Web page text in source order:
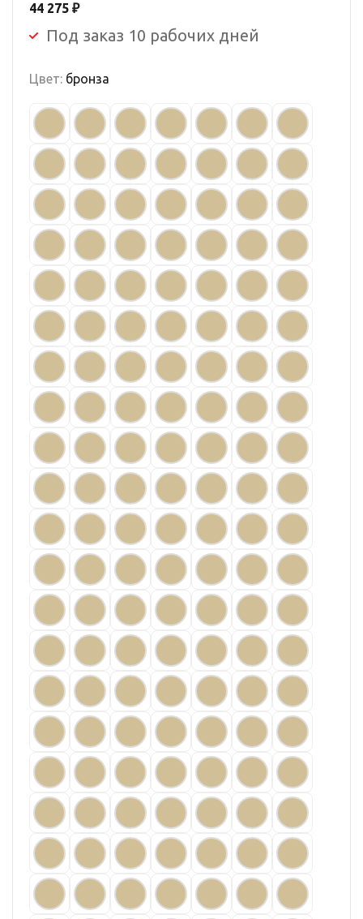
Цвет: бронза
44 275 ₽
Под заказ 10 рабочих дней